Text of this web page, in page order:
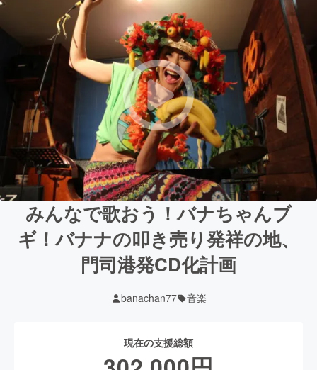
みんなで歌おう！バナちゃんブ
ギ！バナナの叩き売り発祥の地、
門司港発CD化計画
banachan77 音楽
現在の支援総額